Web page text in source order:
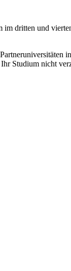
dritten und
Studium nicht